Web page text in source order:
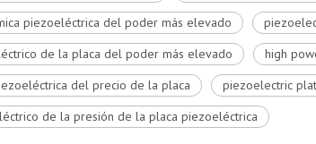
piezoeléctrica del poder más elevado
de la placa del poder más elevado
high
del precio de la placa
piezoelectric
de la presión de la placa piezoeléctrica